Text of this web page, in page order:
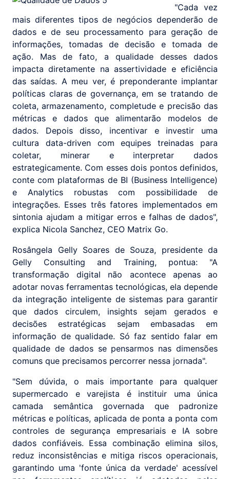
"Cada vez
mais diferentes tipos de negócios dependerão de
dados e de seu processamento para geração de
informações, tomadas de decisão e tomada de
ação. Mas de fato, a qualidade desses dados
impacta diretamente na assertividade e eficiência
das saídas. A meu ver, é preponderante implantar
políticas claras de governança, em se tratando de
coleta, armazenamento, completude e precisão das
métricas e dados que alimentarão modelos de
dados. Depois disso, incentivar e investir uma
cultura data-driven com equipes treinadas para
coletar, minerar e interpretar dados
estrategicamente. Com esses dois pontos definidos,
conte com plataformas de BI (Business Intelligence)
e Analytics robustas com possibilidade de
integrações. Esses três fatores implementados em
sintonia ajudam a mitigar erros e falhas de dados",
explica Nicola Sanchez, CEO Matrix Go.
Rosângela Gelly Soares de Souza, presidente da
Gelly Consulting and Training, pontua: "A
transformação digital não acontece apenas ao
adotar novas ferramentas tecnológicas, ela depende
da integração inteligente de sistemas para garantir
que dados circulem, insights sejam gerados e
decisões estratégicas sejam embasadas em
informação de qualidade. Só faz sentido falar em
qualidade de dados se pensarmos nas dimensões
comuns que precisamos percorrer nessa jornada".
"Sem dúvida, o mais importante para qualquer
supermercado e varejista é instituir uma única
camada semântica governada que padronize
métricas e políticas, aplicada de ponta a ponta com
controles de segurança empresariais e IA sobre
dados confiáveis. Essa combinação elimina silos,
reduz inconsistências e mitiga riscos operacionais,
garantindo uma 'fonte única da verdade' acessível